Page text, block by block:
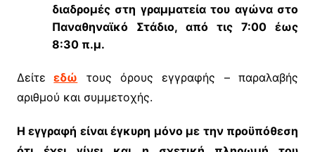
διαδρομές στη γραμματεία του αγώνα στο
Παναθηναϊκό Στάδιο, από τις 7:00 έως
8:30 π.μ.
Δείτε εδώ τους όρους εγγραφής – παραλαβής
αριθμού και συμμετοχής.
Η εγγραφή είναι έγκυρη μόνο με την προϋπόθεση